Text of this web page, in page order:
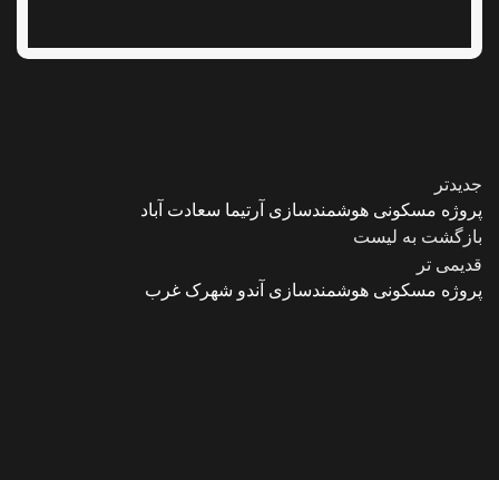
جدیدتر
پروژه مسکونی هوشمندسازی آرتیما سعادت آباد
بازگشت به لیست
قدیمی تر
پروژه مسکونی هوشمندسازی آندو شهرک غرب